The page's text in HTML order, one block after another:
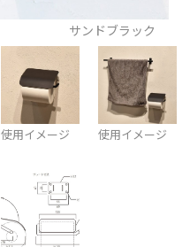
サンドブラック
使用イメージ 使用イメージ